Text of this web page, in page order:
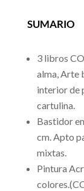
SUMARIO
3 libros
alma, Arte
interior de
cartulina.
Bastidor
cm. Apto
mixtas.
Pintura